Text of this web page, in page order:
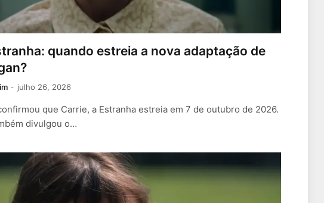
quando estreia a nova adaptação de
julho 26, 2026
que Carrie, a Estranha estreia em 7 de outubro de 2026.
divulgou o…